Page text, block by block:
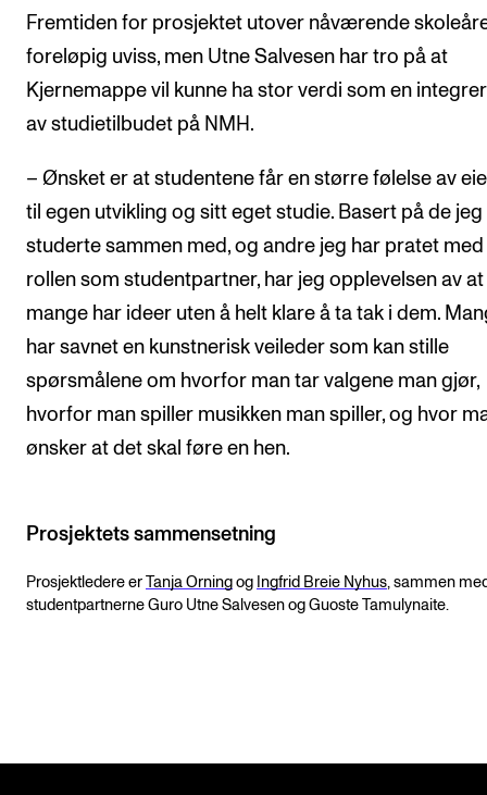
Fremtiden for prosjektet utover nåværende
foreløpig uviss, men Utne Salvesen har tro på at
Kjernemappe vil kunne ha stor verdi som en
av studietilbudet på NMH.
– Ønsket er at studentene får en større følelse av
til egen utvikling og sitt eget studie. Basert på de jeg
studerte sammen med, og andre jeg har pratet med
rollen som studentpartner, har jeg opplevelsen av at
mange har ideer uten å helt klare å ta tak i dem.
har savnet en kunstnerisk veileder som kan stille
spørsmålene om hvorfor man tar valgene man gjør,
hvorfor man spiller musikken man spiller, og hvor
ønsker at det skal føre en hen.
Prosjektets sammensetning
Prosjektledere er Tanja Orning og Ingfrid Breie Nyhus, sammen
studentpartnerne Guro Utne Salvesen og Guoste Tamulynaite.